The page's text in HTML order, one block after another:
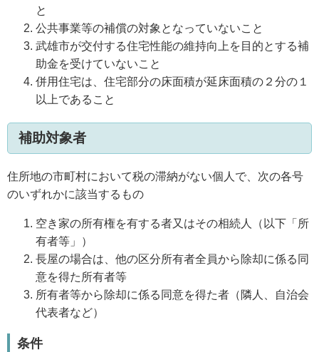
と
公共事業等の補償の対象となっていないこと
武雄市が交付する住宅性能の維持向上を目的とする補
助金を受けていないこと
併用住宅は、住宅部分の床面積が延床面積の２分の１
以上であること
補助対象者
住所地の市町村において税の滞納がない個人で、次の各号
のいずれかに該当するもの
空き家の所有権を有する者又はその相続人（以下「所
有者等」）
長屋の場合は、他の区分所有者全員から除却に係る同
意を得た所有者等
所有者等から除却に係る同意を得た者（隣人、自治会
代表者など）
条件